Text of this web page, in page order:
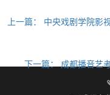
上一篇：
中央戏剧学院影
下一篇： 成都播音艺